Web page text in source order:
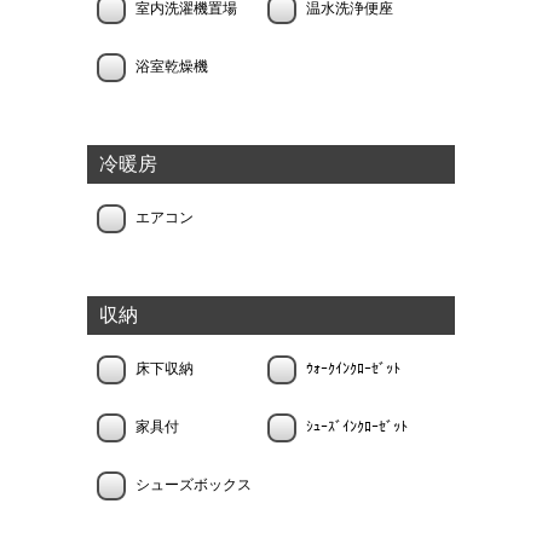
室内洗濯機置場 温水洗浄便座
浴室乾燥機
冷暖房
エアコン
収納
床下収納 ｳｫｰｸｲﾝｸﾛｰｾﾞｯﾄ
家具付 ｼｭｰｽﾞｲﾝｸﾛｰｾﾞｯﾄ
シューズボックス